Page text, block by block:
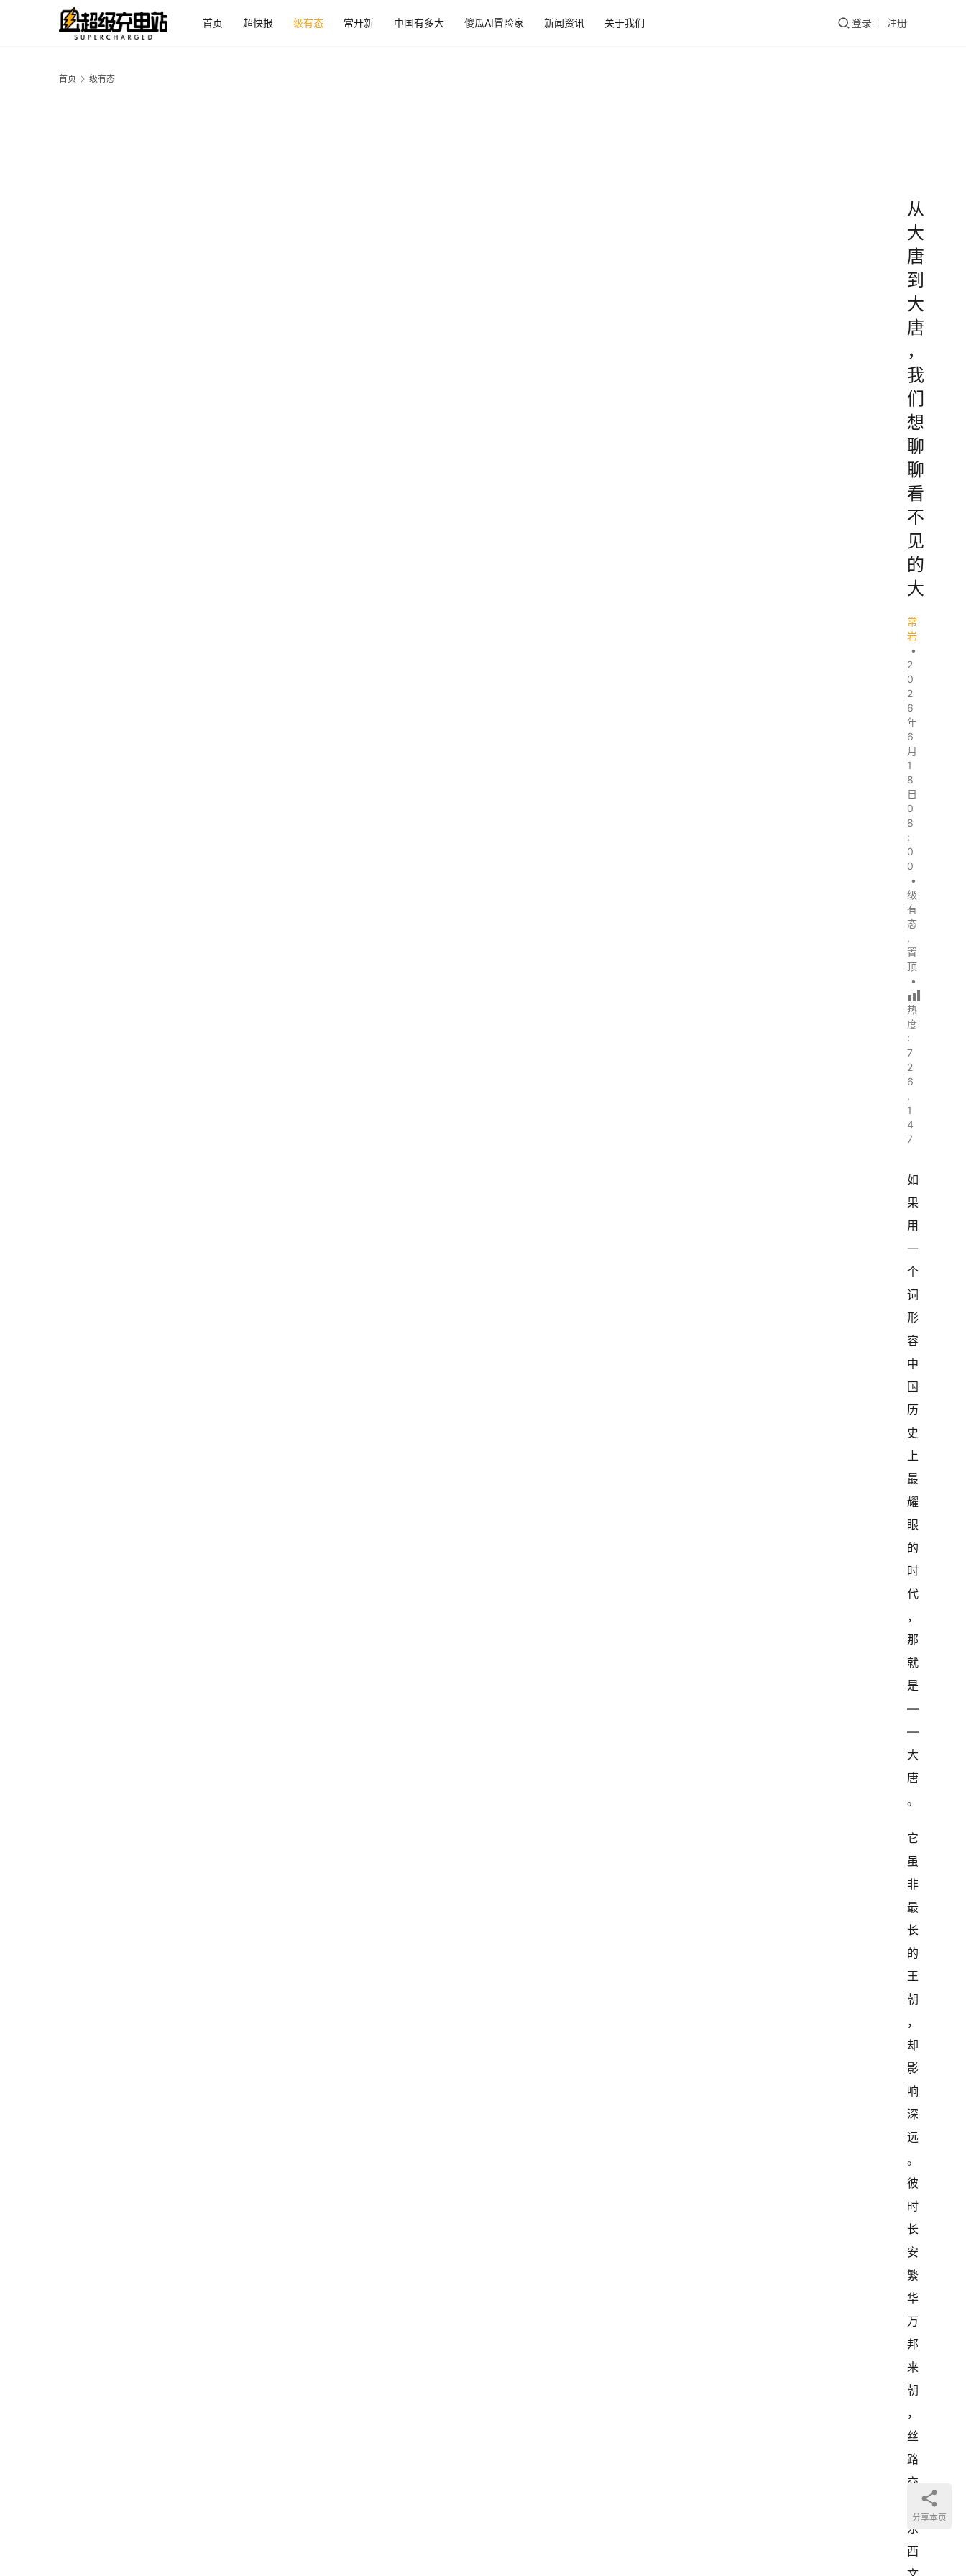
首页 超快报 级有态 常开新 中国有多大 傻瓜AI冒险家 新闻资讯 关于我们 登录 注册
首页 级有态
从
大
唐
到
大
唐
，
我
们
想
聊
聊
看
不
见
的
大
常
岩
•
2
0
2
6
年
6
月
1
8
日
0
8
:
0
0
•
级
有
态
,
置
顶
•
热
度
:
7
2
6
,
1
4
7
如
果
用
一
个
词
形
容
中
国
历
史
上
最
耀
眼
的
时
代
，
那
就
是
—
—
大
唐
。
它
虽
非
最
长
的
王
朝
，
却
影
响
深
远
。
彼
时
长
安
繁
华
万
邦
来
朝
，
丝
路
交
东
西
分享本页